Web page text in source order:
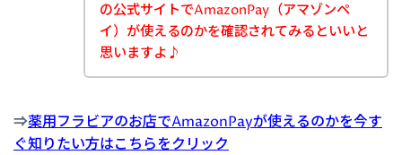
の公式サイトでAmazonPay（アマゾンペ
イ）が使えるのかを確認されてみるといいと
思いますよ♪
⇒薬用フラビアのお店でAmazonPayが使えるのかを今す
ぐ知りたい方はこちらをクリック